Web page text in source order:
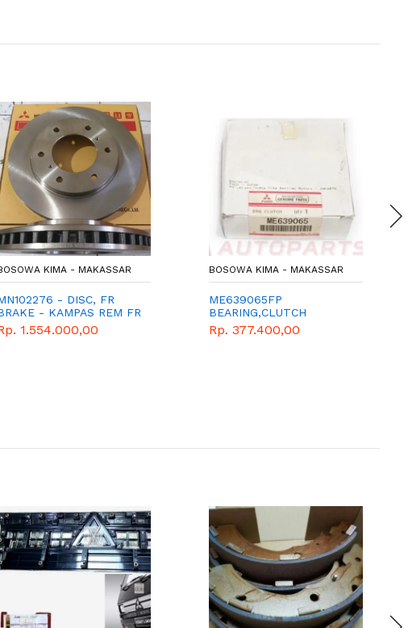
KIMA - MAKASSAR
- DISC, FR
- KAMPAS REM FR
MITSUBISHI - GENUINE
1.554.000,00
BOSOWA KIMA - MAKASSAR
ME639065FP
BEARING,CLUTCH
RELEASE
Rp. 377.400,00